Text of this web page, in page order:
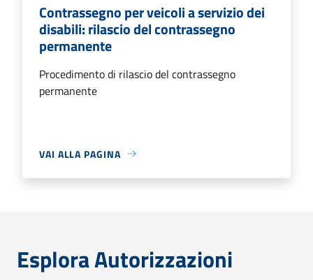
Contrassegno per veicoli a servizio dei
disabili: rilascio del contrassegno
permanente
Procedimento di rilascio del contrassegno
permanente
VAI ALLA PAGINA
Esplora Autorizzazioni